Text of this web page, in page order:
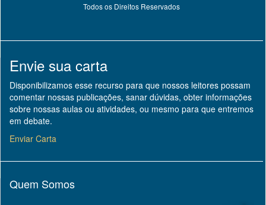
Todos os Direitos Reservados
Envie sua carta
Disponibilizamos esse recurso para que nossos leitores possam
comentar nossas publicações, sanar dúvidas, obter informações
sobre nossas aulas ou atividades, ou mesmo para que entremos
em debate.
Enviar Carta
Quem Somos